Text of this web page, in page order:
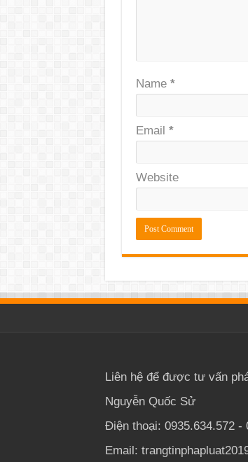
Name *
Email *
Website
Liên hệ để được tư vấn
Nguyễn Quốc Sử
Điện thoại: 0935.634.572 -
Email: